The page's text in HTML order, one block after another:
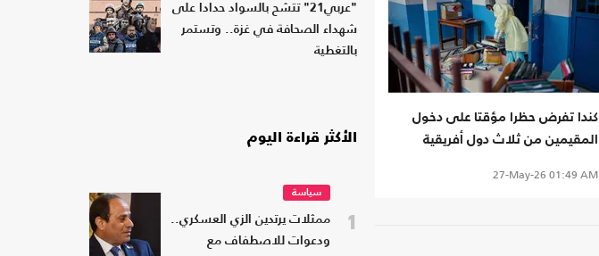
كندا تفرض حظرا مؤقتا على دخول
المقيمين من ثلاث دول أفريقية
27-May-26 01:49 AM
"عربي21" تتشح بالسواد حدادا على
شهداء الصحافة في غزة.. وتستمر
بالتغطية
الأكثر قراءة اليوم
1
سياسة
ممثلات يرتدين الزي العسكري..
ودعوات للاصطفاف مع